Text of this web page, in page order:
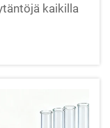
kaikilla
laitteiden,